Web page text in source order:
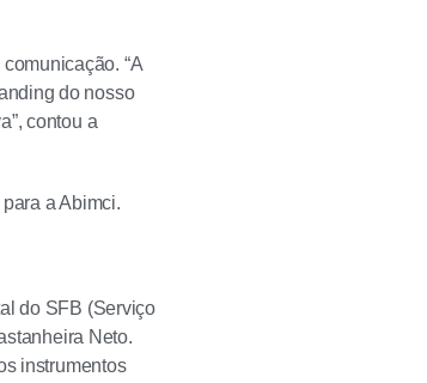
“A
do nosso
contou a
a Abimci.
do SFB (Serviço
Neto.
instrumentos